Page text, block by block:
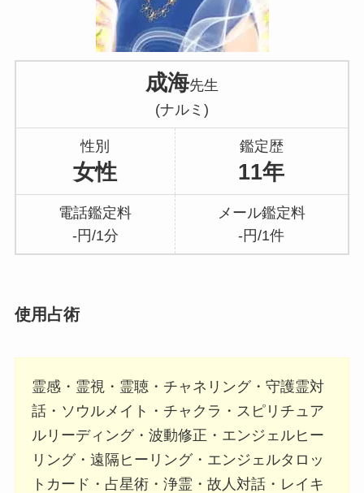
成海先生
(ナルミ)
性別
女性
鑑定歴
11年
電話鑑定料
-円/1分
メール鑑定料
-円/1件
使用占術
霊感・霊視・霊聴・チャネリング・守護霊対
話・ソウルメイト・チャクラ・スピリチュア
ルリーディング・波動修正・エンジェルヒー
リング・遠隔ヒーリング・エンジェルタロッ
トカード・占星術・浄霊・故人対話・レイキ